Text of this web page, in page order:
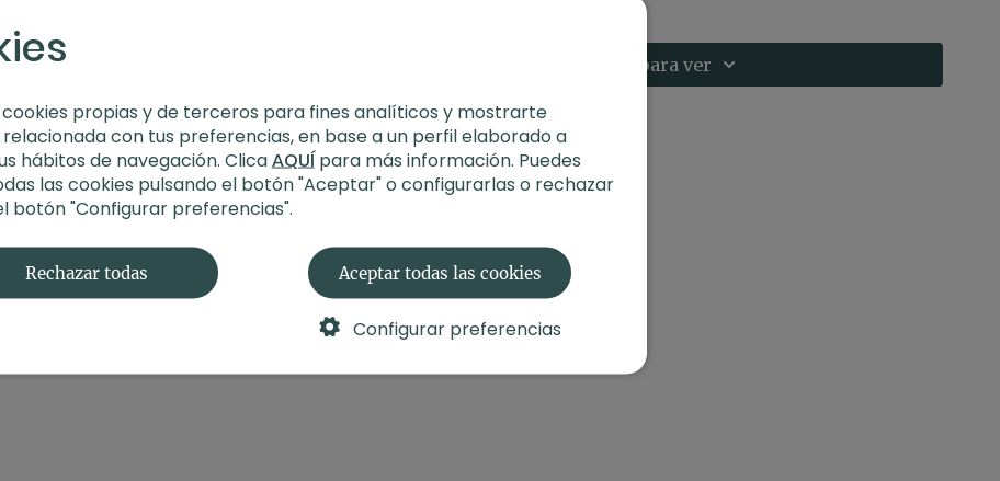
Qi Gong para tu salud I Cuerpo, mente, respiración
Suscríbete para ver
cookies propias y de terceros para fines analíticos y mostrarte
con tus preferencias, en base a un perfil elaborado a
hábitos de navegación. ClicaAQUÍpara más información. Puedes
las cookies pulsando el botón "Aceptar" o configurarlas o rechazar
botón "Configurar preferencias".
Rechazar todas Aceptar todas las cookies
Configurar preferencias